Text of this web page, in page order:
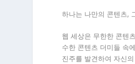
하나는 나만의 콘텐츠,
웹 세상은 무한한 콘텐
수한 콘텐츠 더미들 속
진주를 발견하여 자신